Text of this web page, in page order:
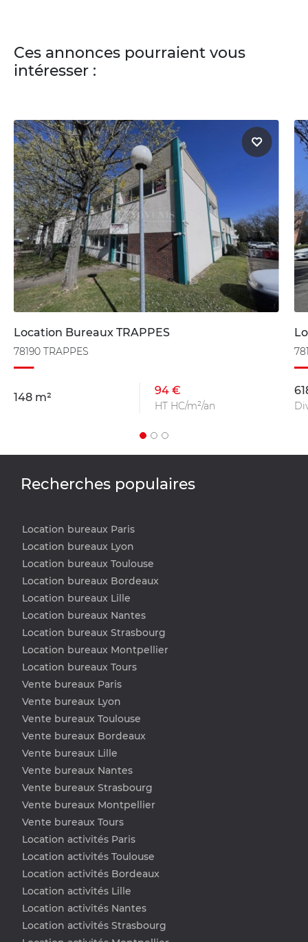
Ces annonces pourraient vous
intéresser :
Location Bureaux TRAPPES
78190 TRAPPES
148 m²
94 €
HT HC/m²/an
Recherches populaires
Location bureaux Paris
Location bureaux Lyon
Location bureaux Toulouse
Location bureaux Bordeaux
Location bureaux Lille
Location bureaux Nantes
Location bureaux Strasbourg
Location bureaux Montpellier
Location bureaux Tours
Vente bureaux Paris
Vente bureaux Lyon
Vente bureaux Toulouse
Vente bureaux Bordeaux
Vente bureaux Lille
Vente bureaux Nantes
Vente bureaux Strasbourg
Vente bureaux Montpellier
Vente bureaux Tours
Location activités Paris
Location activités Toulouse
Location activités Bordeaux
Location activités Lille
Location activités Nantes
Location activités Strasbourg